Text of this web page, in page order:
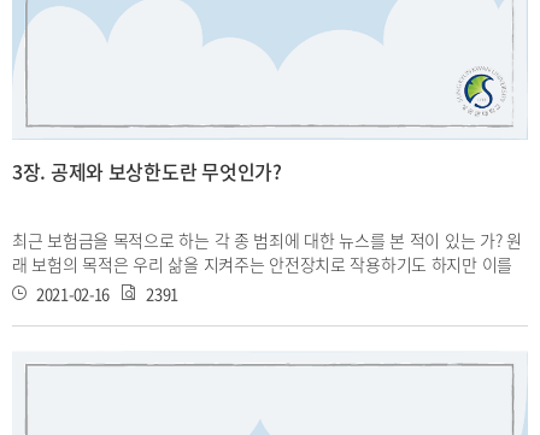
3장. 공제와 보상한도란 무엇인가?
최근 보험금을 목적으로 하는 각 종 범죄에 대한 뉴스를 본 적이 있는 가? 원
래 보험의 목적은 우리 삶을 지켜주는 안전장치로 작용하기도 하지만 이를
악용하는 사례는 꾸준히 늘고 있다. 2016년 9월 30일에는 보험사기방지특별
덕적 해이(Moral hazard)을 관리하기 위한 방법으로 보험금에 공제
(Deductible)와 보상한도(Policy limit)를 설정한다. 이 개념들은 이번에 설
2021-02-16 2391